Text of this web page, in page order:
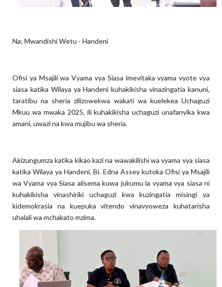
Na; Mwandishi Wetu - Handeni
Ofisi ya Msajili wa Vyama vya Siasa imevitaka vyama vyote vya
siasa katika Wilaya ya Handeni kuhakikisha vinazingatia kanuni,
taratibu na sheria zilizowekwa wakati wa kuelekea Uchaguzi
Mkuu wa mwaka 2025, ili kuhakikisha uchaguzi unafanyika kwa
amani, uwazi na kwa mujibu wa sheria.
Akizungumza katika kikao kazi na wawakilishi wa vyama vya siasa
katika Wilaya ya Handeni, Bi. Edna Assey kutoka Ofisi ya Msajili
wa Vyama vya Siasa alisema kuwa jukumu la vyama vya siasa ni
kuhakikisha vinashiriki uchaguzi kwa kuzingatia misingi ya
kidemokrasia na kuepuka vitendo vinavyoweza kuhatarisha
uhalali wa mchakato mzima.